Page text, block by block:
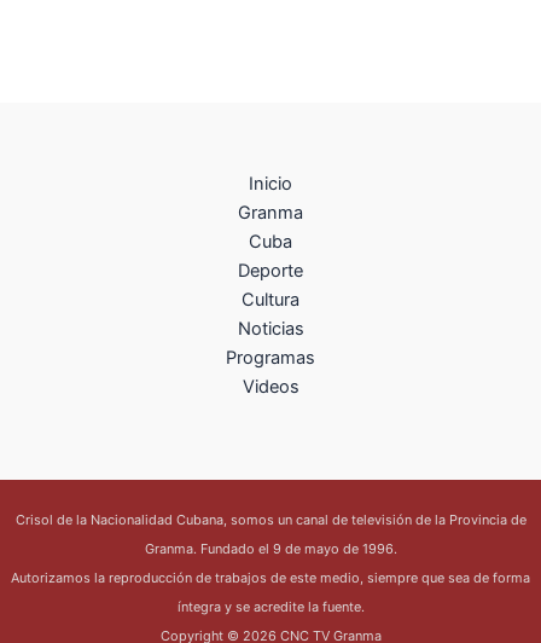
Inicio
Granma
Cuba
Deporte
Cultura
Noticias
Programas
Videos
Crisol de la Nacionalidad Cubana, somos un canal de televisión de la Provincia de
Granma. Fundado el 9 de mayo de 1996.
Autorizamos la reproducción de trabajos de este medio, siempre que sea de forma
íntegra y se acredite la fuente.
Copyright © 2026 CNC TV Granma